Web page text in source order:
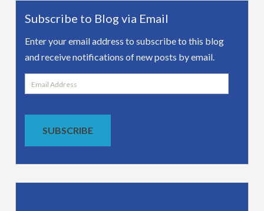
Subscribe to Blog via Email
Enter your email address to subscribe to this blog
and receive notifications of new posts by email.
Email
Address
SUBSCRIBE